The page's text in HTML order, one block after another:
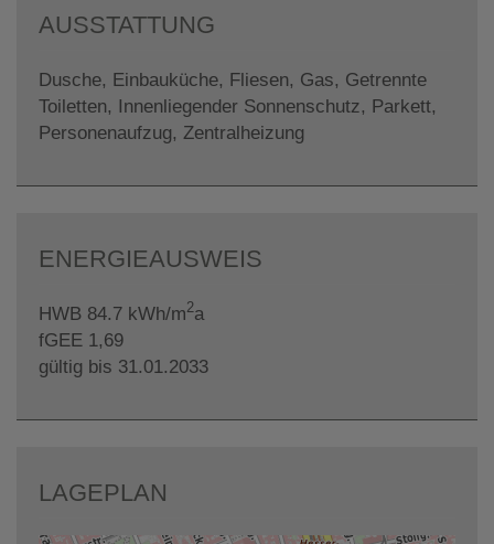
AUSSTATTUNG
Dusche Einbauküche Fliesen Gas
Getrennte
Toiletten
Innenliegender Sonnenschutz
Parkett
Personenaufzug
Zentralheizung
ENERGIEAUSWEIS
HWB 84.7 kWh/m2a
fGEE 1,69
gültig bis 31.01.2033
LAGEPLAN